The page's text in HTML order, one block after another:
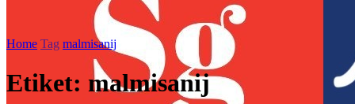
Home Tag malmisanij
Etiket: malmisanij